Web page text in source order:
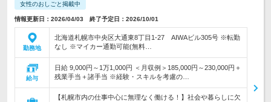
女性のおしごと掲載中
情報更新日：2026/04/03 終了予定日：2026/10/01
勤務地
北海道札幌市中央区大通東8丁目1-27 AIWAビル305号 ※転勤
なし ※マイカー通勤可能(無料…
給与
日給 9,000円～1万1,000円 ＜月収例＞185,000円～230,000円＋
残業手当＋諸手当 ※経験・スキルを考慮の…
【札幌市内の仕事中心に無理なく働ける！】社会や暮らしに欠